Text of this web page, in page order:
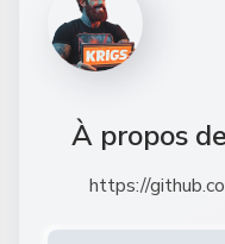
À propos
https://